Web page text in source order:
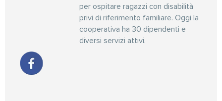
per ospitare ragazzi con disabilità
privi di riferimento familiare. Oggi la
cooperativa ha 30 dipendenti e
diversi servizi attivi.